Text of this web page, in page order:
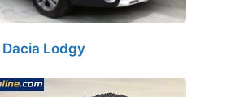
Dacia Lodgy